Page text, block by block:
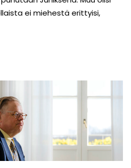
ei miehestä erittyisi,